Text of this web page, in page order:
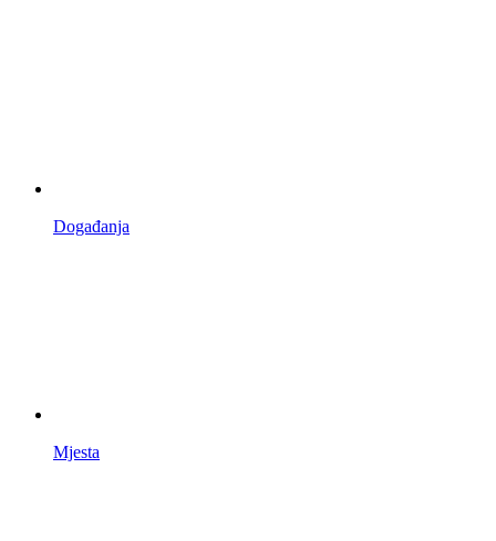
Događanja
Mjesta